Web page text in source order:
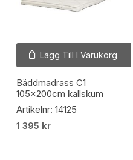
Lägg Till I Varukorg
Bäddmadrass C1
105x200cm kallskum
Artikelnr: 14125
1 395 kr